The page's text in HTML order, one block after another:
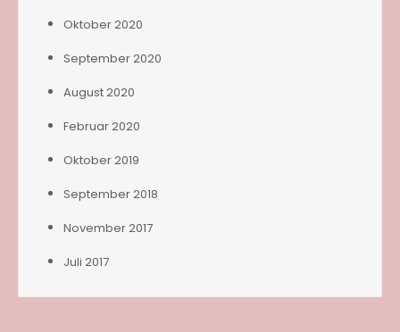
Oktober 2020
September 2020
August 2020
Februar 2020
Oktober 2019
September 2018
November 2017
Juli 2017